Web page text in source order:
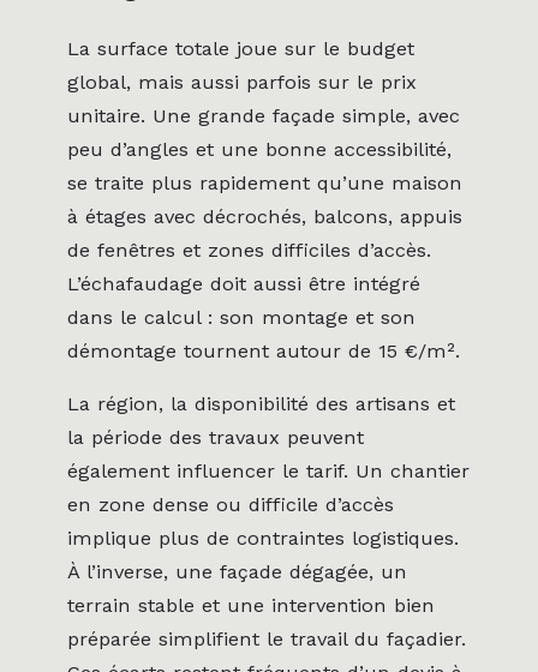
La surface totale joue sur le budget
global, mais aussi parfois sur le prix
unitaire. Une grande façade simple, avec
peu d’angles et une bonne accessibilité,
se traite plus rapidement qu’une maison
à étages avec décrochés, balcons, appuis
de fenêtres et zones difficiles d’accès.
L’échafaudage doit aussi être intégré
dans le calcul : son montage et son
démontage tournent autour de 15 €/m².
La région, la disponibilité des artisans et
la période des travaux peuvent
également influencer le tarif. Un chantier
en zone dense ou difficile d’accès
implique plus de contraintes logistiques.
À l’inverse, une façade dégagée, un
terrain stable et une intervention bien
préparée simplifient le travail du façadier.